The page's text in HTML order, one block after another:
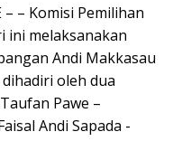
– – Komisi Pemilihan
ini melaksanakan
Andi Makkasau
oleh dua
Pawe –
Andi Sapada -